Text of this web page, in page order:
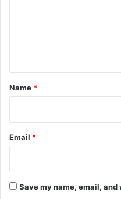
*
Name *
Email *
Save my name, email,